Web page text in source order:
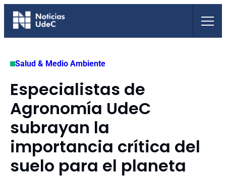
Saltar
Salud & Medio Ambiente
Especialistas de
Agronomía UdeC
subrayan la
importancia crítica del
suelo para el planeta